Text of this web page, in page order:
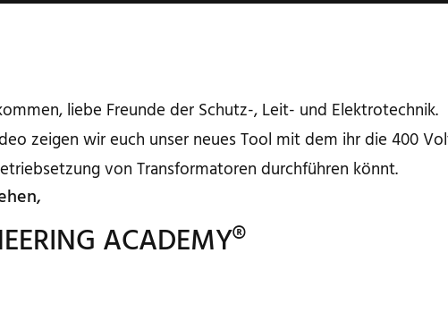
liebe Freunde der Schutz-, Leit- und Elektrotechnik.
zeigen wir euch unser neues Tool mit dem ihr die 400
von Transformatoren durchführen könnt.
ACADEMY®